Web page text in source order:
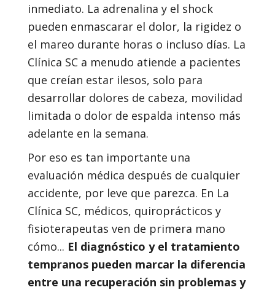
inmediato. La adrenalina y el shock
pueden enmascarar el dolor, la rigidez o
el mareo durante horas o incluso días. La
Clínica SC a menudo atiende a pacientes
que creían estar ilesos, solo para
desarrollar dolores de cabeza, movilidad
limitada o dolor de espalda intenso más
adelante en la semana.
Por eso es tan importante una
evaluación médica después de cualquier
accidente, por leve que parezca. En La
Clínica SC, médicos, quiroprácticos y
fisioterapeutas ven de primera mano
cómo... El diagnóstico y el tratamiento
tempranos pueden marcar la diferencia
entre una recuperación sin problemas y